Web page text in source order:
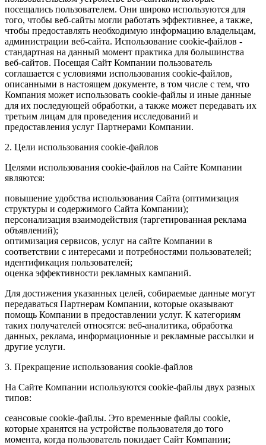
посещались пользователем. Они широко используются для
того, чтобы веб-сайты могли работать эффективнее, а также,
чтобы предоставлять необходимую информацию владельцам,
администрации веб-сайта. Использование cookie-файлов -
стандартная на данный момент практика для большинства
веб-сайтов. Посещая Сайт Компании пользователь
соглашается с условиями использования cookie-файлов,
описанными в настоящем документе, в том числе с тем, что
Компания может использовать cookie-файлы и иные данные
для их последующей обработки, а также может передавать их
третьим лицам для проведения исследований и
предоставления услуг Партнерами Компании.
2. Цели использования cookie-файлов
Целями использования cookie-файлов на Сайте Компании
являются:
повышение удобства использования Сайта (оптимизация
структуры и содержимого Сайта Компании);
персонализация взаимодействия (таргетированная реклама
объявлений);
оптимизация сервисов, услуг на сайте Компании в
соответствии с интересами и потребностями пользователей;
идентификация пользователей;
оценка эффективности рекламных кампаний.
Для достижения указанных целей, собираемые данные могут
передаваться Партнерам Компании, которые оказывают
помощь Компании в предоставлении услуг. К категориям
таких получателей относятся: веб-аналитика, обработка
данных, реклама, информационные и рекламные рассылки и
другие услуги.
3. Прекращение использования cookie-файлов
На Сайте Компании используются cookie-файлы двух разных
типов:
сеансовые cookie-файлы. Это временные файлы cookie,
которые хранятся на устройстве пользователя до того
момента, когда пользователь покидает Сайт Компании;